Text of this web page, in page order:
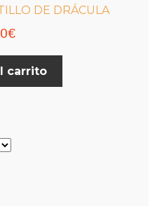
DE DRÁCULA
€
carrito